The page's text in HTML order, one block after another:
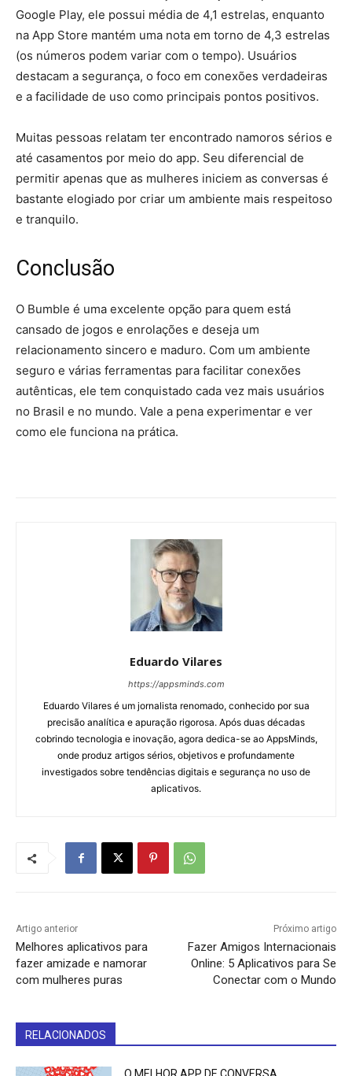
Google Play, ele possui média de 4,1 estrelas, enquanto
na App Store mantém uma nota em torno de 4,3 estrelas
(os números podem variar com o tempo). Usuários
destacam a segurança, o foco em conexões verdadeiras
e a facilidade de uso como principais pontos positivos.
Muitas pessoas relatam ter encontrado namoros sérios e
até casamentos por meio do app. Seu diferencial de
permitir apenas que as mulheres iniciem as conversas é
bastante elogiado por criar um ambiente mais respeitoso
e tranquilo.
Conclusão
O Bumble é uma excelente opção para quem está
cansado de jogos e enrolações e deseja um
relacionamento sincero e maduro. Com um ambiente
seguro e várias ferramentas para facilitar conexões
autênticas, ele tem conquistado cada vez mais usuários
no Brasil e no mundo. Vale a pena experimentar e ver
como ele funciona na prática.
Eduardo Vilares
https://appsminds.com
Eduardo Vilares é um jornalista renomado, conhecido por sua
precisão analítica e apuração rigorosa. Após duas décadas
cobrindo tecnologia e inovação, agora dedica-se ao AppsMinds,
onde produz artigos sérios, objetivos e profundamente
investigados sobre tendências digitais e segurança no uso de
aplicativos.
Artigo anterior
Melhores aplicativos para
fazer amizade e namorar
com mulheres puras
Próximo artigo
Fazer Amigos Internacionais
Online: 5 Aplicativos para Se
Conectar com o Mundo
RELACIONADOS